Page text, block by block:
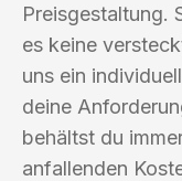
Preisgestaltung.
es keine
uns ein
deine
behältst du
anfallenden